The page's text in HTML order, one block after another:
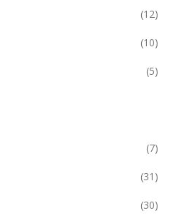
(12)
(10)
(5)
(7)
(31)
(30)